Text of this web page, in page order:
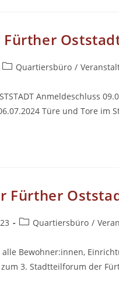
Beitrags-
Quartiersbüro /
Türe und Tore im
Fürther
Beitrags-
Quartiersbüro /
alle Bewohner:innen,
3. Stadtteilforum der